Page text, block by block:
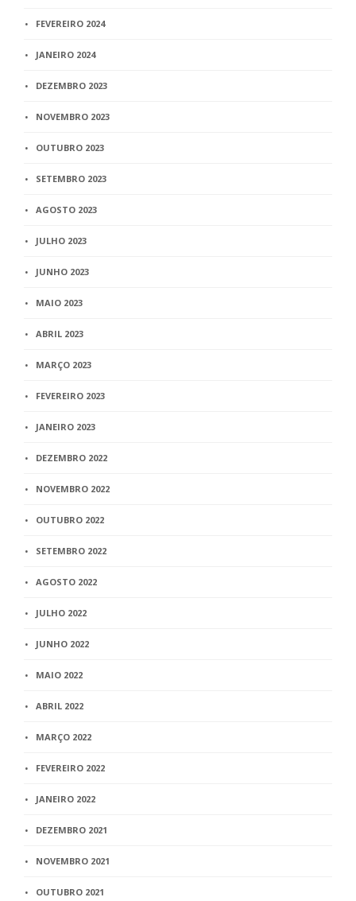
FEVEREIRO 2024
JANEIRO 2024
DEZEMBRO 2023
NOVEMBRO 2023
OUTUBRO 2023
SETEMBRO 2023
AGOSTO 2023
JULHO 2023
JUNHO 2023
MAIO 2023
ABRIL 2023
MARÇO 2023
FEVEREIRO 2023
JANEIRO 2023
DEZEMBRO 2022
NOVEMBRO 2022
OUTUBRO 2022
SETEMBRO 2022
AGOSTO 2022
JULHO 2022
JUNHO 2022
MAIO 2022
ABRIL 2022
MARÇO 2022
FEVEREIRO 2022
JANEIRO 2022
DEZEMBRO 2021
NOVEMBRO 2021
OUTUBRO 2021